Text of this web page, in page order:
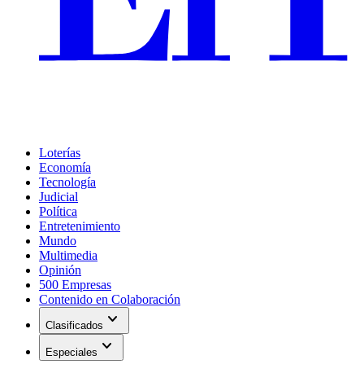
Loterías
Economía
Tecnología
Judicial
Política
Entretenimiento
Mundo
Multimedia
Opinión
500 Empresas
Contenido en Colaboración
Clasificados expand_more
Especiales expand_more